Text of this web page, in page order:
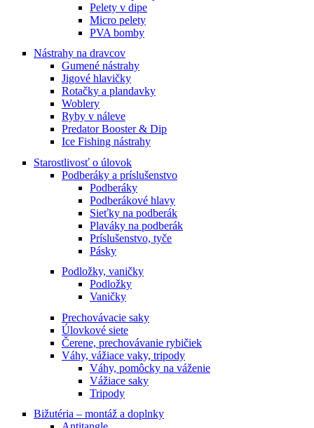
Pelety v dipe
Micro pelety
PVA bomby
Nástrahy na dravcov
Gumené nástrahy
Jigové hlavičky
Rotačky a plandavky
Woblery
Ryby v náleve
Predator Booster & Dip
Ice Fishing nástrahy
Starostlivosť o úlovok
Podberáky a príslušenstvo
Podberáky
Podberákové hlavy
Sieťky na podberák
Plaváky na podberák
Príslušenstvo, tyče
Pásky
Podložky, vaničky
Podložky
Vaničky
Prechovávacie saky
Úlovkové siete
Čerene, prechovávanie rybičiek
Váhy, vážiace vaky, tripody
Váhy, pomôcky na váženie
Vážiace saky
Tripody
Bižutéria – montáž a doplnky